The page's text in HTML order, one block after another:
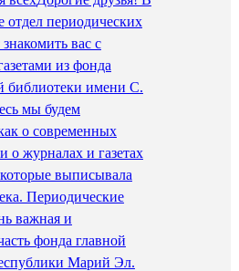
отдел периодических
вас с
из фонда
библиотеки имени С.
мы будем
о современных
о журналах и газетах
выписывала
Периодические
важная и
фонда главной
Марий Эл.